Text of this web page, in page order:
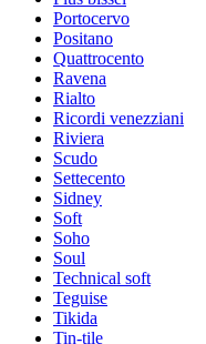
Portocervo
Positano
Quattrocento
Ravena
Rialto
Ricordi venezziani
Riviera
Scudo
Settecento
Sidney
Soft
Soho
Soul
Technical soft
Teguise
Tikida
Tin-tile